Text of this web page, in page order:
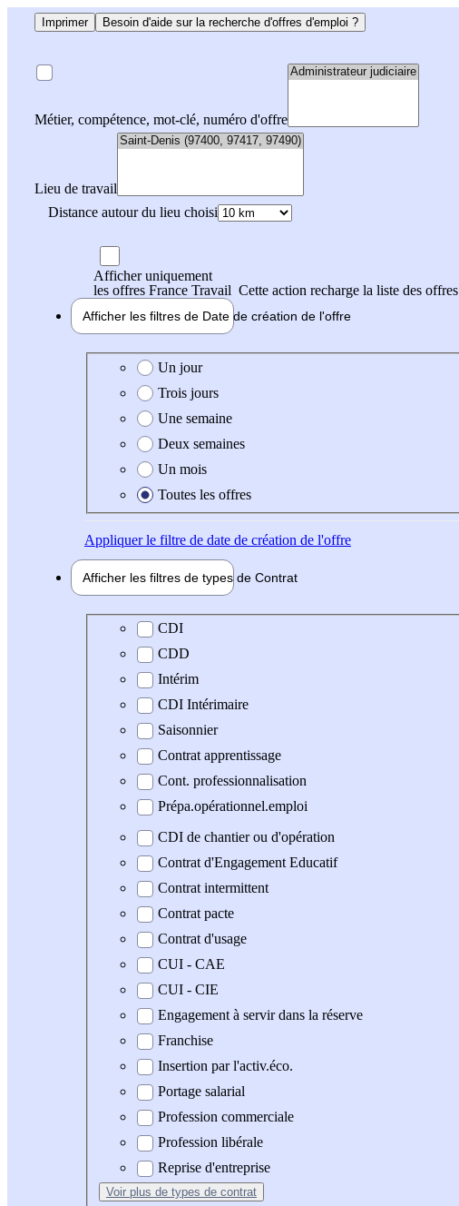
Imprimer Besoin d'aide sur la recherche d'offres d'emploi ?
Métier, compétence, mot-clé, numéro d'offre
Lieu de travail
Distance autour du lieu choisi
Afficher uniquement
les offres France Travail Cette action recharge la liste des offres
Afficher les filtres de Date de création de l'offre
Date de création de l'offre
Un jour
Trois jours
Une semaine
Deux semaines
Un mois
Toutes les offres
Appliquerle filtre de date de création de l'offre
Afficher les filtres de types de Contrat
Type de contrat
CDI
CDD
Intérim
CDI Intérimaire
Saisonnier
Contrat apprentissage
Cont. professionnalisation
Prépa.opérationnel.emploi
CDI de chantier ou d'opération
Contrat d'Engagement Educatif
Contrat intermittent
Contrat pacte
Contrat d'usage
CUI - CAE
CUI - CIE
Engagement à servir dans la réserve
Franchise
Insertion par l'activ.éco.
Portage salarial
Profession commerciale
Profession libérale
Reprise d'entreprise
Voir plus de types de contrat